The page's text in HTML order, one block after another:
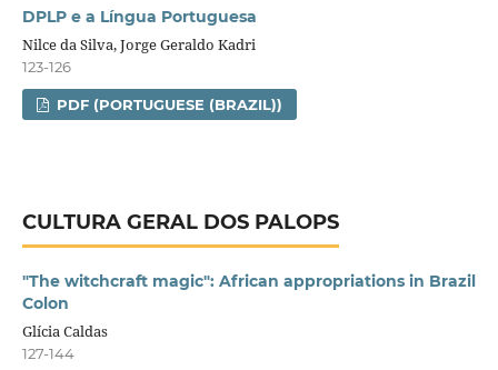
DPLP e a Língua Portuguesa
Nilce da Silva, Jorge Geraldo Kadri
123-126
PDF (PORTUGUESE (BRAZIL))
CULTURA GERAL DOS PALOPS
"The witchcraft magic": African appropriations in Brazil
Colon
Glícia Caldas
127-144